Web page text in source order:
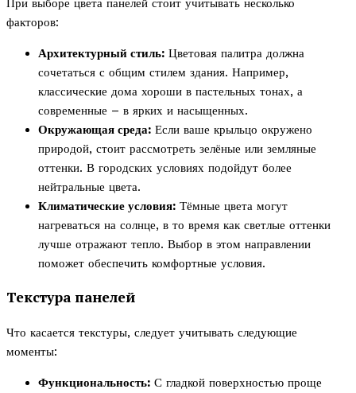
При выборе цвета панелей стоит учитывать несколько
факторов:
Архитектурный стиль: Цветовая палитра должна
сочетаться с общим стилем здания. Например,
классические дома хороши в пастельных тонах, а
современные – в ярких и насыщенных.
Окружающая среда: Если ваше крыльцо окружено
природой, стоит рассмотреть зелёные или земляные
оттенки. В городских условиях подойдут более
нейтральные цвета.
Климатические условия: Тёмные цвета могут
нагреваться на солнце, в то время как светлые оттенки
лучше отражают тепло. Выбор в этом направлении
поможет обеспечить комфортные условия.
Текстура панелей
Что касается текстуры, следует учитывать следующие
моменты:
Функциональность: С гладкой поверхностью проще